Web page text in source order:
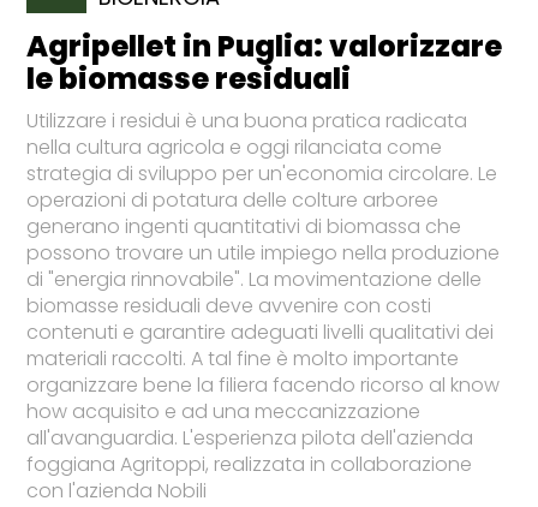
Agripellet in Puglia: valorizzare
le biomasse residuali
Utilizzare i residui è una buona pratica radicata
nella cultura agricola e oggi rilanciata come
strategia di sviluppo per un'economia circolare. Le
operazioni di potatura delle colture arboree
generano ingenti quantitativi di biomassa che
possono trovare un utile impiego nella produzione
di "energia rinnovabile". La movimentazione delle
biomasse residuali deve avvenire con costi
contenuti e garantire adeguati livelli qualitativi dei
materiali raccolti. A tal fine è molto importante
organizzare bene la filiera facendo ricorso al know
how acquisito e ad una meccanizzazione
all'avanguardia. L'esperienza pilota dell'azienda
foggiana Agritoppi, realizzata in collaborazione
con l'azienda Nobili